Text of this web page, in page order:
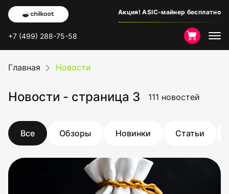
Акция! ASIC-майнер бесплатно
+7 (499) 288-75-58
Главная Новости
Новости - страница 3 111 новостей
Все Обзоры Новинки Статьи